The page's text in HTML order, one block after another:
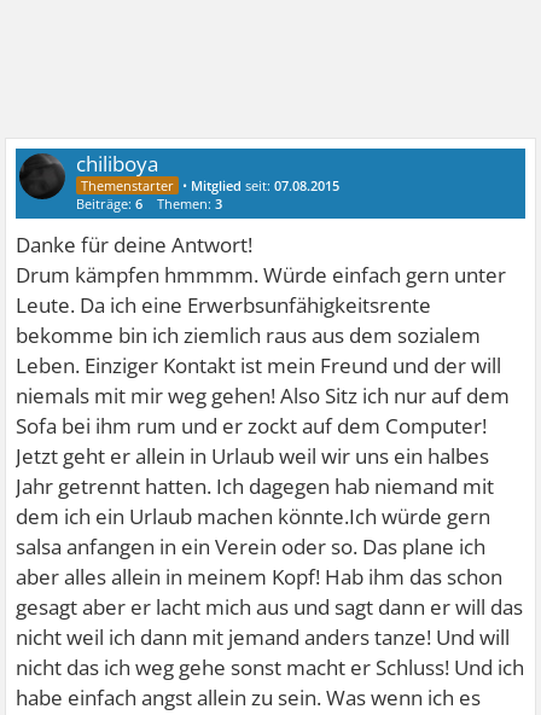
chiliboya
• Mitglied seit:07.08.2015
Beiträge:6 Themen:3
Danke für deine Antwort!
Drum kämpfen hmmmm. Würde einfach gern unter
Leute. Da ich eine Erwerbsunfähigkeitsrente
bekomme bin ich ziemlich raus aus dem sozialem
Leben. Einziger Kontakt ist mein Freund und der will
niemals mit mir weg gehen! Also Sitz ich nur auf dem
Sofa bei ihm rum und er zockt auf dem Computer!
Jetzt geht er allein in Urlaub weil wir uns ein halbes
Jahr getrennt hatten. Ich dagegen hab niemand mit
dem ich ein Urlaub machen könnte.Ich würde gern
salsa anfangen in ein Verein oder so. Das plane ich
aber alles allein in meinem Kopf! Hab ihm das schon
gesagt aber er lacht mich aus und sagt dann er will das
nicht weil ich dann mit jemand anders tanze! Und will
nicht das ich weg gehe sonst macht er Schluss! Und ich
habe einfach angst allein zu sein. Was wenn ich es